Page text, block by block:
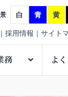
白 青 黄
採用情報 サイト
務 よ